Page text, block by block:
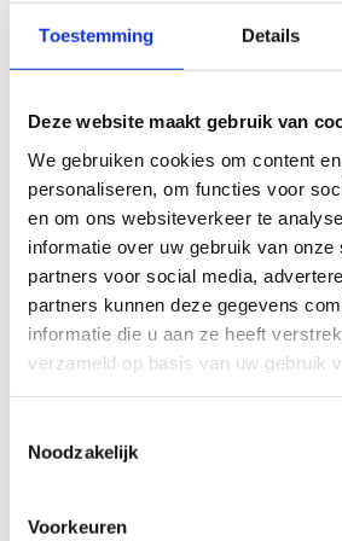
Toestemming Details
Deze website maakt gebruik van
We gebruiken cookies om content
personaliseren, om functies voor
en om ons websiteverkeer te
informatie over uw gebruik van onze
partners voor social media,
partners kunnen deze gegevens
informatie die u aan ze heeft
verzameld op basis van uw gebruik
Noodzakelijk
Voorkeuren
Specificaties
Artikelnummer
Categorie
Meten en Testen